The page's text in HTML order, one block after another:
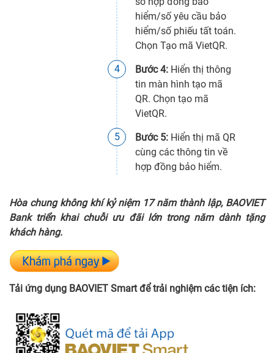
hiểm/số yêu cầu bảo
hiểm/số phiếu tất toán.
Chọn Tạo mã VietQR.
4
Bước 4: Hiển thị thông
tin màn hình tạo mã
QR. Chọn tạo mã
VietQR.
5
Bước 5: Hiển thị mã QR
cùng các thông tin về
hợp đồng bảo hiểm.
Hòa chung không khí kỷ niệm 17 năm thành lập, BAOVIET
Bank triển khai chuỗi ưu đãi lớn trong năm dành tặng
khách hàng.
Tải ứng dụng BAOVIET Smart để trải nghiệm các tiện ích: